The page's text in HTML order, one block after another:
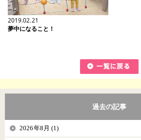
2019.02.21
夢中になること！
過去の記事
2026年8月 (1)